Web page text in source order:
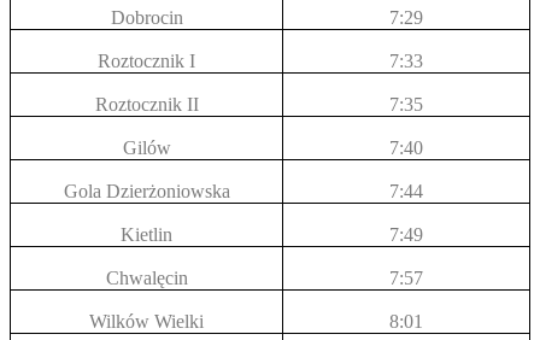
Dobrocin 7:29
Roztocznik I 7:33
Roztocznik II 7:35
Gilów 7:40
Gola Dzierżoniowska 7:44
Kietlin 7:49
Chwalęcin 7:57
Wilków Wielki 8:01